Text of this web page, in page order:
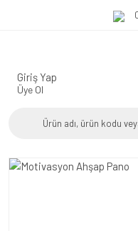
Giriş Yap
Üye Ol